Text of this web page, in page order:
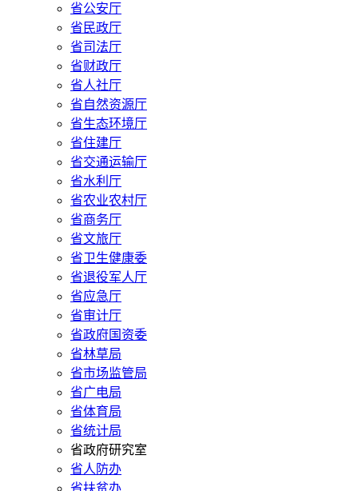
省公安厅
省民政厅
省司法厅
省财政厅
省人社厅
省自然资源厅
省生态环境厅
省住建厅
省交通运输厅
省水利厅
省农业农村厅
省商务厅
省文旅厅
省卫生健康委
省退役军人厅
省应急厅
省审计厅
省政府国资委
省林草局
省市场监管局
省广电局
省体育局
省统计局
省政府研究室
省人防办
省扶贫办